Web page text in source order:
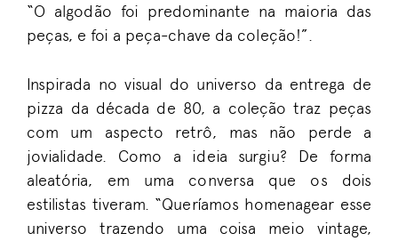
“O algodão foi predominante na maioria das
peças, e foi a peça-chave da coleção!”.
Inspirada no visual do universo da entrega de
pizza da década de 80, a coleção traz peças
com um aspecto retrô, mas não perde a
jovialidade. Como a ideia surgiu? De forma
aleatória, em uma conversa que os dois
estilistas tiveram. “Queríamos homenagear esse
universo trazendo uma coisa meio vintage,